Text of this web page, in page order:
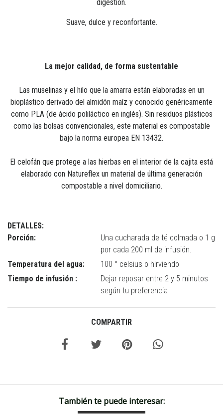
digestión.
Suave, dulce y reconfortante.
La mejor calidad, de forma sustentable
Las muselinas y el hilo que la amarra están elaboradas en un
bioplástico derivado del almidón maíz y conocido genéricamente
como PLA (de ácido poliláctico en inglés). Sin residuos plásticos
como las bolsas convencionales, este material es compostable
bajo la norma europea EN 13432.
El celofán que protege a las hierbas en el interior de la cajita está
elaborado con Natureflex un material de última generación
compostable a nivel domiciliario.
DETALLES:
Porción:
Una cucharada de té colmada o 1 g
por cada 200 ml de infusión.
Temperatura del agua:
100 ° celsius o hirviendo
Tiempo de infusión :
Dejar reposar entre 2 y 5 minutos
según tu preferencia
COMPARTIR
También te puede interesar: